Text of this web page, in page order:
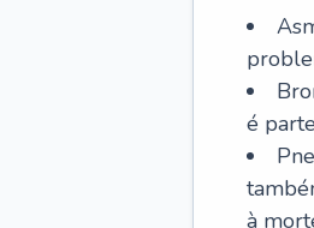
é
à